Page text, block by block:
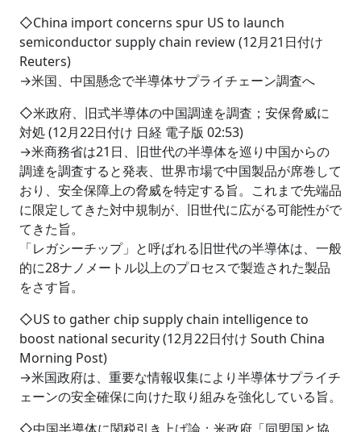
◇China import concerns spur US to launch
semiconductor supply chain review (12月21日付け
Reuters)
→米国、中国懸念で半導体サプライチェーン調査へ
◇米政府、旧式半導体の中国調達を調査；安保脅威に
対処 (12月22日付け 日経 電子版 02:53)
→米商務省は21日、旧世代の半導体を巡り中国からの
調達を調査すると発表、世界市場で中国製品が席巻して
おり、安全保障上の脅威を特定する旨。これまで先端品
に限定してきた対中規制が、旧世代に広がる可能性がで
てきた旨。
「レガシーチップ」と呼ばれる旧世代の半導体は、一般
的に28ナノメートル以上のプロセスで製造された製品
をさす旨。
◇US to gather chip supply chain intelligence to
boost national security (12月22日付け South China
Morning Post)
→米国政府は、重要な情報収集により半導体サプライチ
ェーンの安全確保に向けた取り組みを強化している旨。